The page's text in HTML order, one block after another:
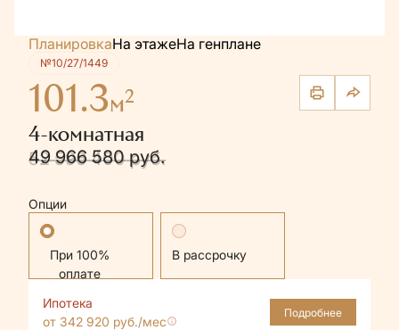
ПланировкаНа этажеНа генплане
№10/27/1449
101.3м2
4-комнатная
52 596 400 руб.
49 966 580 руб.
Опции
Стандартная В рассрочку
Ипотека
от 342 920 руб./мес
Подробнее